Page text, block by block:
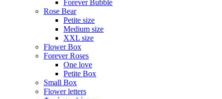
Forever Bubble
Rose Bear
Petite size
Medium size
XXL size
Flower Box
Forever Roses
One love
Petite Box
Small Box
Flower letters